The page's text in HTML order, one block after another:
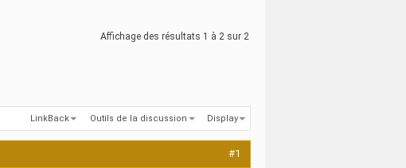
Affichage des résultats 1 à 2 sur 2
LinkBack Outils de la discussion Display
#1